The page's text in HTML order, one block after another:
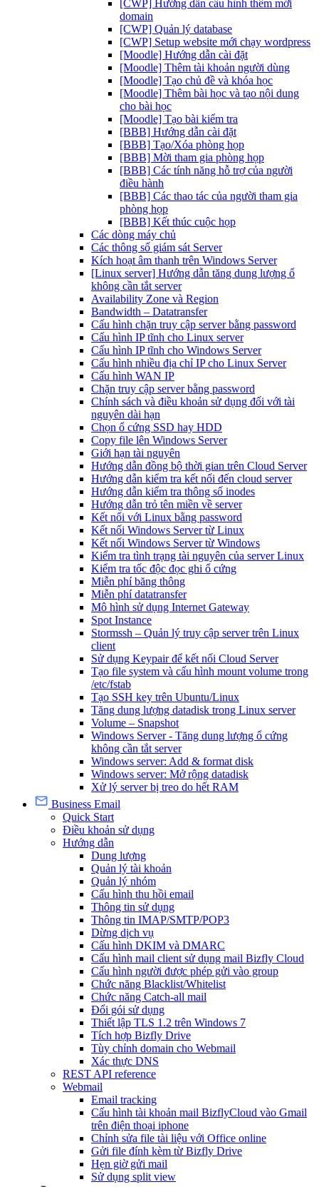
[CWP] Hướng dẫn cấu hình thêm mới
domain
[CWP] Quản lý database
[CWP] Setup website mới chạy wordpress
[Moodle] Hướng dẫn cài đặt
[Moodle] Thêm tài khoản người dùng
[Moodle] Tạo chủ đề và khóa học
[Moodle] Thêm bài học và tạo nội dung
cho bài học
[Moodle] Tạo bài kiểm tra
[BBB] Hướng dẫn cài đặt
[BBB] Tạo/Xóa phòng họp
[BBB] Mời tham gia phòng họp
[BBB] Các tính năng hỗ trợ của người
điều hành
[BBB] Các thao tác của người tham gia
phòng họp
[BBB] Kết thúc cuộc họp
Các dòng máy chủ
Các thông số giám sát Server
Kích hoạt âm thanh trên Windows Server
[Linux server] Hướng dẫn tăng dung lượng ổ
không cần tắt server
Availability Zone và Region
Bandwidth – Datatransfer
Cấu hình chặn truy cập server bằng password
Cấu hình IP tĩnh cho Linux server
Cấu hình IP tĩnh cho Windows Server
Cấu hình nhiều địa chỉ IP cho Linux Server
Cấu hình WAN IP
Chặn truy cập server bằng password
Chính sách và điều khoản sử dụng đối với tài
nguyên dài hạn
Chọn ổ cứng SSD hay HDD
Copy file lên Windows Server
Giới hạn tài nguyên
Hướng dẫn đồng bộ thời gian trên Cloud Server
Hướng dẫn kiểm tra kết nối đến cloud server
Hướng dẫn kiểm tra thông số inodes
Hướng dẫn trỏ tên miền về server
Kết nối với Linux bằng password
Kết nối Windows Server từ Linux
Kết nối Windows Server từ Windows
Kiểm tra tình trạng tài nguyên của server Linux
Kiểm tra tốc độc đọc ghi ổ cứng
Miễn phí băng thông
Miễn phí datatransfer
Mô hình sử dụng Internet Gateway
Spot Instance
Stormssh – Quản lý truy cập server trên Linux
client
Sử dụng Keypair để kết nối Cloud Server
Tạo file system và cấu hình mount volume trong
/etc/fstab
Tạo SSH key trên Ubuntu/Linux
Tăng dung lượng datadisk trong Linux server
Volume – Snapshot
Windows Server - Tăng dung lượng ổ cứng
không cần tắt server
Windows server: Add & format disk
Windows server: Mở rộng datadisk
Xử lý server bị treo do hết RAM
Business Email
Quick Start
Điều khoản sử dụng
Hướng dẫn
Dung lượng
Quản lý tài khoản
Quản lý nhóm
Cấu hình thu hồi email
Thông tin sử dụng
Thông tin IMAP/SMTP/POP3
Dừng dịch vụ
Cấu hình DKIM và DMARC
Cấu hình mail client sử dụng mail Bizfly Cloud
Cấu hình người được phép gửi vào group
Chức năng Blacklist/Whitelist
Chức năng Catch-all mail
Đổi gói sử dụng
Thiết lập TLS 1.2 trên Windows 7
Tích hợp Bizfly Drive
Tùy chỉnh domain cho Webmail
Xác thực DNS
REST API reference
Webmail
Email tracking
Cấu hình tài khoản mail BizflyCloud vào Gmail
trên điện thoại iphone
Chỉnh sửa file tài liệu với Office online
Gửi file đính kèm từ Bizfly Drive
Hẹn giờ gửi mail
Sử dụng split view